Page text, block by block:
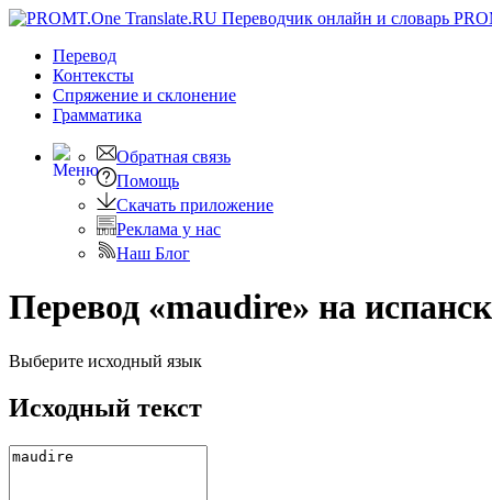
Перевод
Контексты
Спряжение и склонение
Грамматика
Обратная связь
Помощь
Скачать приложение
Реклама у нас
Наш Блог
Перевод «maudire» на
Выберите исходный язык
Исходный текст